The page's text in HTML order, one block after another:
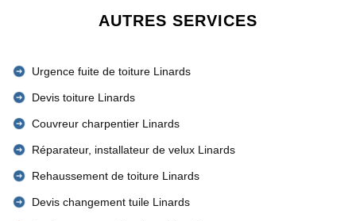
AUTRES SERVICES
Urgence fuite de toiture Linards
Devis toiture Linards
Couvreur charpentier Linards
Réparateur, installateur de velux Linards
Rehaussement de toiture Linards
Devis changement tuile Linards